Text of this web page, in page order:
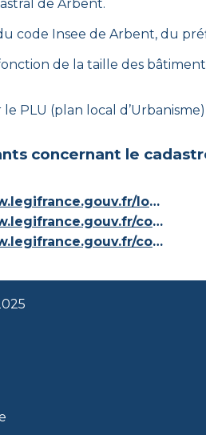
de Arbent.
code Insee de Arbent, du
de la taille des
PLU (plan local
concernant le
https://www.legifrance.gouv.fr/loda/id/JORFTEXT000000686267/
https://www.legifrance.gouv.fr/codes/article_lc/LEGIARTI000036588629/
https://www.legifrance.gouv.fr/codes/id/LEGISCTA000006180153/